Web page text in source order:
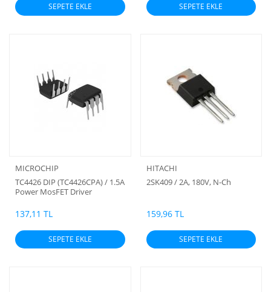
SEPETE EKLE SEPETE EKLE
MICROCHIP
TC4426 DIP (TC4426CPA) / 1.5A
Power MosFET Driver
137,11 TL
SEPETE EKLE
HITACHI
2SK409 / 2A, 180V, N-Ch
159,96 TL
SEPETE EKLE